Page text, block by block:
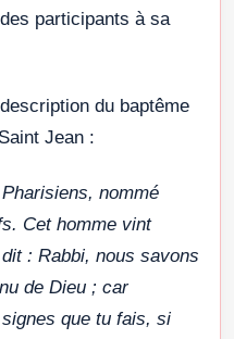
participants à sa
du baptême
Jean :
nommé
Cet homme vint
: Rabbi, nous savons
de Dieu ; car
que tu fais, si